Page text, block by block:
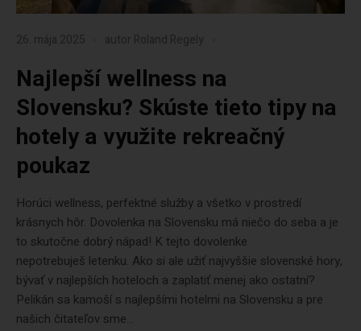
26. mája 2025 autor Roland Regely
Najlepší wellness na
Slovensku? Skúste tieto tipy na
hotely a využite rekreačný
poukaz
Horúci wellness, perfektné služby a všetko v prostredí
krásnych hôr. Dovolenka na Slovensku má niečo do seba a je
to skutočne dobrý nápad! K tejto dovolenke
nepotrebuješ letenku. Ako si ale užiť najvyššie slovenské hory,
bývať v najlepších hoteloch a zaplatiť menej ako ostatní?
Pelikán sa kamoší s najlepšími hotelmi na Slovensku a pre
našich čitateľov sme...